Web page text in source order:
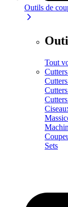
Outils de
Tout
Sets